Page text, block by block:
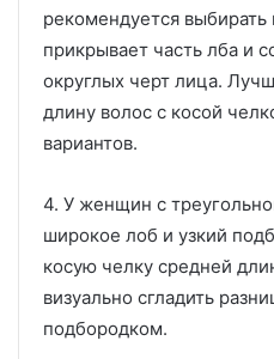
рекомендуется выбирать
прикрывает часть лба и
округлых черт лица.
длину волос с косой
вариантов.
4. У женщин с
широкое лоб и узкий
косую челку средней
визуально сгладить
подбородком.